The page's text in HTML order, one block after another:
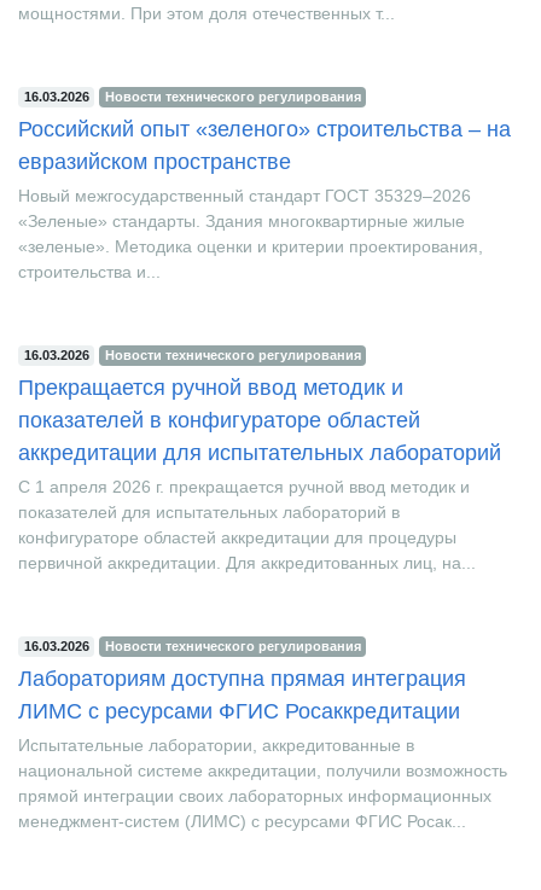
обеспечить их соответствующей инфраструктурой и
16.03.2026 Новости технического регулирования
Российский опыт «зеленого» строительства – на
евразийском пространстве
Новый межгосударственный стандарт ГОСТ 35329–2026
«Зеленые» стандарты. Здания многоквартирные жилые
«зеленые». Методика оценки и критерии проектирования,
16.03.2026 Новости технического регулирования
Прекращается ручной ввод методик и
показателей в конфигураторе областей
аккредитации для испытательных лабораторий
С 1 апреля 2026 г. прекращается ручной ввод методик и
показателей для испытательных лабораторий в
конфигураторе областей аккредитации для процедуры
16.03.2026
Лабораториям доступна прямая интеграция
ЛИМС с ресурсами ФГИС Росаккредитации
Испытательные лаборатории, аккредитованные в
национальной системе аккредитации, получили возможность
прямой интеграции своих лабораторных информационных